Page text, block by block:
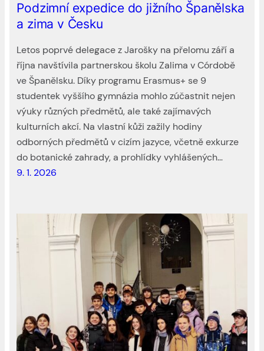
Podzimní expedice do jižního Španělska
a zima v Česku
Letos poprvé delegace z Jarošky na přelomu září a
října navštívila partnerskou školu Zalima v Córdobě
ve Španělsku. Díky programu Erasmus+ se 9
studentek vyššího gymnázia mohlo zúčastnit nejen
výuky různých předmětů, ale také zajímavých
kulturních akcí. Na vlastní kůži zažily hodiny
odborných předmětů v cizím jazyce, včetně exkurze
do botanické zahrady, a prohlídky vyhlášených…
9. 1. 2026